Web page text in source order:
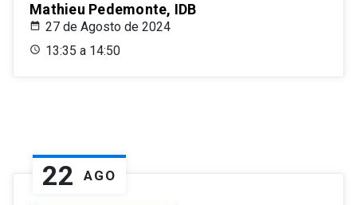
Mathieu Pedemonte, IDB
27 de Agosto de 2024
13:35 a 14:50
22 AGO